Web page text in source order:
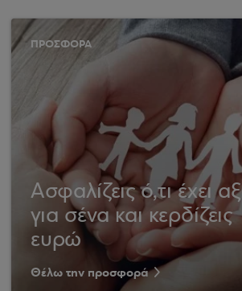
ΠΡΟΣΦΟΡΑ
Ασφαλίζεις ό,τι έχει
για σένα και κερδίζεις
ευρώ
Θέλω την προσφορά